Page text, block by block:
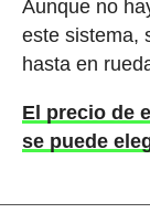
Aunque no
este sistema,
hasta en
El precio de
se puede